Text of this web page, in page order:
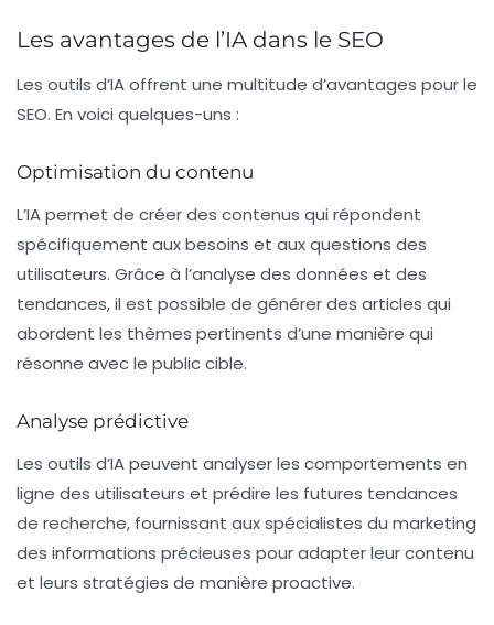
Les avantages de l’IA dans le SEO
Les outils d’IA offrent une multitude d’avantages pour le
SEO. En voici quelques-uns :
Optimisation du contenu
L’IA permet de créer des contenus qui répondent
spécifiquement aux besoins et aux questions des
utilisateurs. Grâce à l’analyse des données et des
tendances, il est possible de générer des articles qui
abordent les thèmes pertinents d’une manière qui
résonne avec le public cible.
Analyse prédictive
Les outils d’IA peuvent analyser les comportements en
ligne des utilisateurs et prédire les futures tendances
de recherche, fournissant aux spécialistes du marketing
des informations précieuses pour adapter leur contenu
et leurs stratégies de manière proactive.